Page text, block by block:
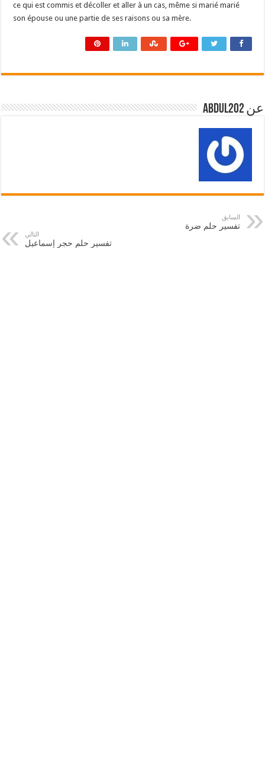
ce qui est commis et décoller et aller à un cas, même si marié marié
son épouse ou une partie de ses raisons ou sa mère.
عن abdul202
السابق
تفسير حلم ضرة
التالي
تفسير حلم حجر إسماعيل